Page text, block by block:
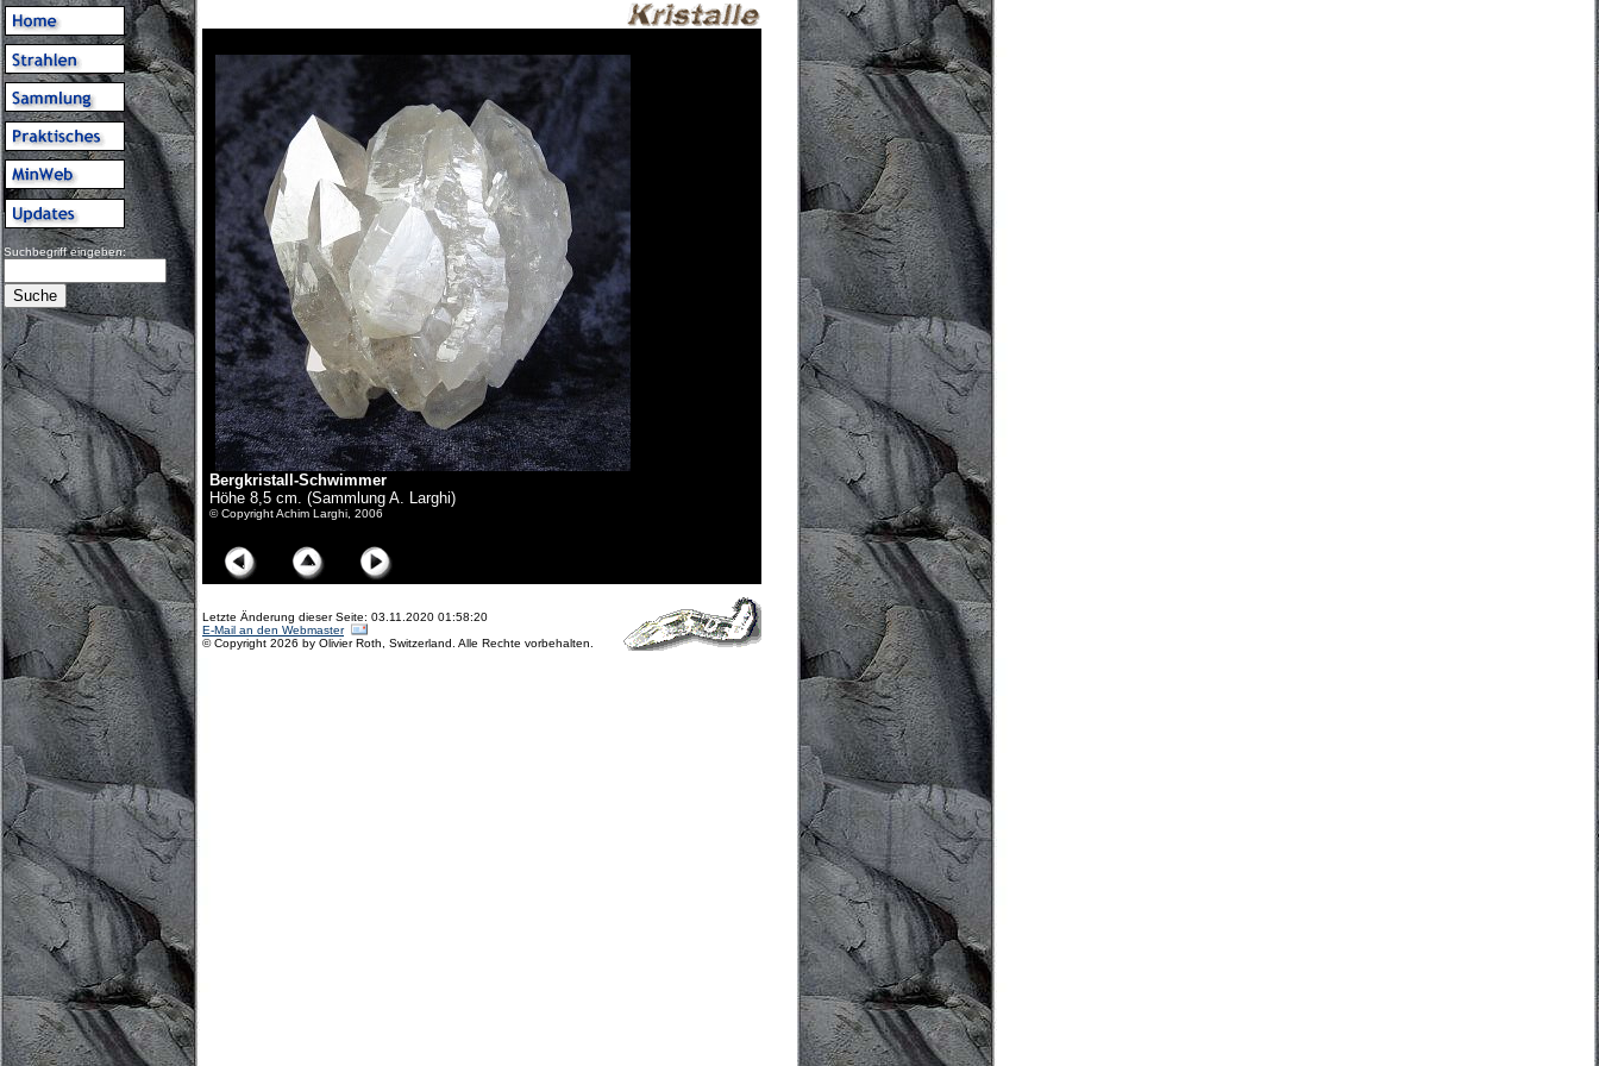
Suchbegriff eingeben:
Bergkristall-Schwimmer
Höhe 8,5 cm. (Sammlung A. Larghi)
© Copyright Achim Larghi, 2006
Letzte Änderung dieser Seite: 03.11.2020 01:58:20
E-Mail an den Webmaster
© Copyright 2026 by Olivier Roth, Switzerland. Alle Rechte vorbehalten.